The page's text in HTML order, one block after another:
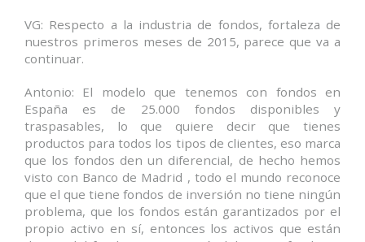
VG: Respecto a la industria de fondos, fortaleza de
nuestros primeros meses de 2015, parece que va a
continuar.
Antonio: El modelo que tenemos con fondos en
España es de 25.000 fondos disponibles y
traspasables, lo que quiere decir que tienes
productos para todos los tipos de clientes, eso marca
que los fondos den un diferencial, de hecho hemos
visto con Banco de Madrid , todo el mundo reconoce
que el que tiene fondos de inversión no tiene ningún
problema, que los fondos están garantizados por el
propio activo en sí, entonces los activos que están